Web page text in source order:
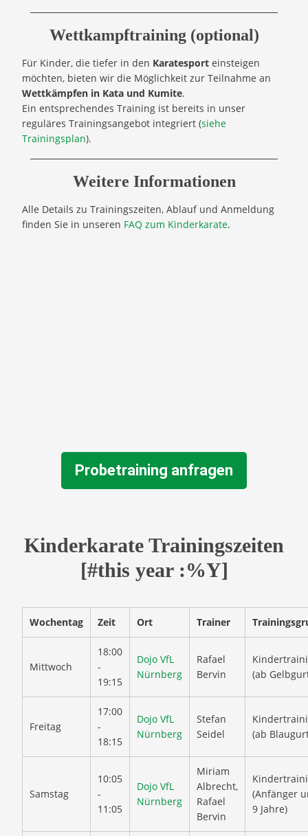
Wettkampftraining (optional)
Für Kinder, die tiefer in den Karatesport einsteigen
möchten, bieten wir die Möglichkeit zur Teilnahme an
Wettkämpfen in Kata und Kumite.
Ein entsprechendes Training ist bereits in unser
reguläres Trainingsangebot integriert (siehe
Trainingsplan).
Weitere Informationen
Alle Details zu Trainingszeiten, Ablauf und Anmeldung
finden Sie in unseren FAQ zum Kinderkarate.
Probetraining anfragen
Kinderkarate Trainingszeiten
[#this year :%Y]
Wochentag Zeit Ort Trainer
Mittwoch
18:00
-
19:15
Dojo VfL
Nürnberg
Rafael
Bervin
(ab
Freitag
17:00
-
18:15
Dojo VfL
Nürnberg
Stefan
Seidel
(ab
Samstag
10:05
-
11:05
Dojo VfL
Nürnberg
Miriam
Albrecht,
Rafael
Bervin
(Anfänger
9 Jahre)